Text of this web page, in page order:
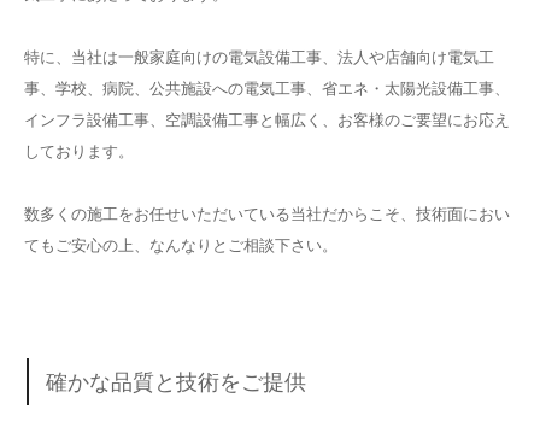
特に、当社は一般家庭向けの電気設備工事、法人や店舗向け電気工
事、学校、病院、公共施設への電気工事、省エネ・太陽光設備工事、
インフラ設備工事、空調設備工事と幅広く、お客様のご要望にお応え
しております。
数多くの施工をお任せいただいている当社だからこそ、技術面におい
てもご安心の上、なんなりとご相談下さい。
確かな品質と技術をご提供